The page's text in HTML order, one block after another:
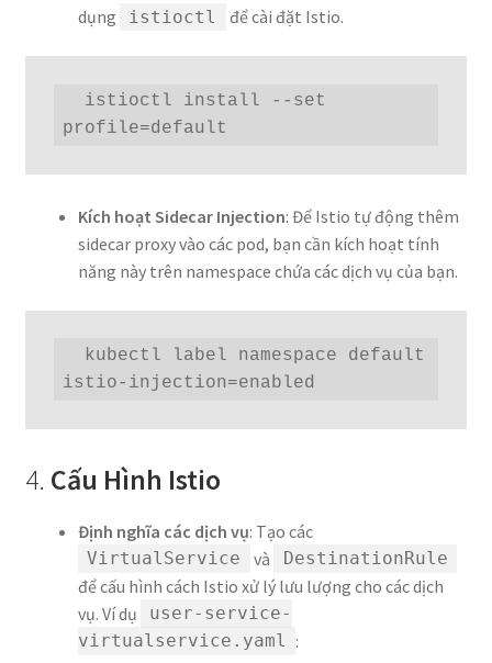
dụng
istioctl để cài đặt Istio.
profile=default
Kích hoạt Sidecar Injection: Để Istio tự động thêm
sidecar proxy vào các pod, bạn cần kích hoạt tính
năng này trên namespace chứa các dịch vụ của bạn.
istio-injection=enabled
4. Cấu Hình Istio
Định nghĩa các dịch vụ: Tạo các
VirtualService và DestinationRule
để cấu hình cách Istio xử lý lưu lượng cho các dịch
vụ. Ví dụ
user-service-
virtualservice.yaml :